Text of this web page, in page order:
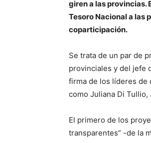
giren a las provincias.
Tesoro Nacional a las
coparticipación.
Se trata de un par de
provinciales y del jefe
firma de los líderes de
como Juliana Di Tullio,
El primero de los
transparentes” -de la